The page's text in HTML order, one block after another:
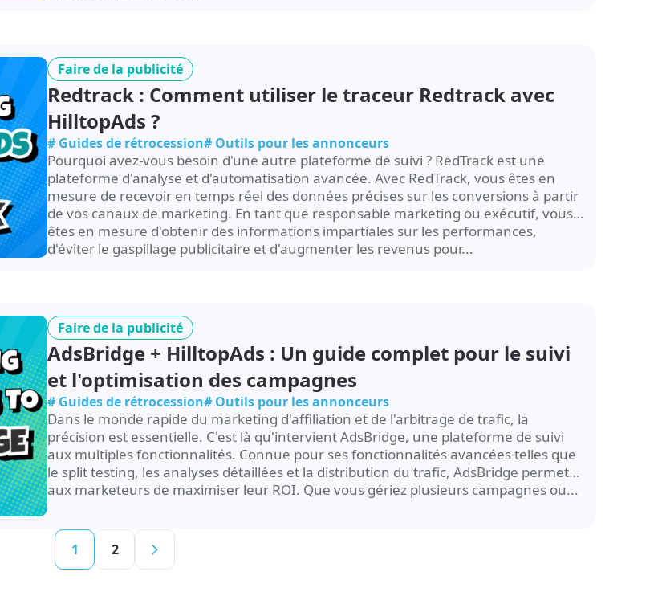
Faire de la publicité
Redtrack : Comment utiliser le traceur Redtrack avec
HilltopAds ?
# Guides de rétrocession# Outils pour les annonceurs
Pourquoi avez-vous besoin d'une autre plateforme de suivi ? RedTrack est une
plateforme d'analyse et d'automatisation avancée. Avec RedTrack, vous êtes en
mesure de recevoir en temps réel des données précises sur les conversions à partir
de vos canaux de marketing. En tant que responsable marketing ou exécutif, vous
êtes en mesure d'obtenir des informations impartiales sur les performances,
d'éviter le gaspillage publicitaire et d'augmenter les revenus pour...
Faire de la publicité
AdsBridge + HilltopAds : Un guide complet pour le suivi
et l'optimisation des campagnes
# Guides de rétrocession# Outils pour les annonceurs
Dans le monde rapide du marketing d'affiliation et de l'arbitrage de trafic, la
précision est essentielle. C'est là qu'intervient AdsBridge, une plateforme de suivi
aux multiples fonctionnalités. Connue pour ses fonctionnalités avancées telles que
le split testing, les analyses détaillées et la distribution du trafic, AdsBridge permet
aux marketeurs de maximiser leur ROI. Que vous gériez plusieurs campagnes ou...
1 2